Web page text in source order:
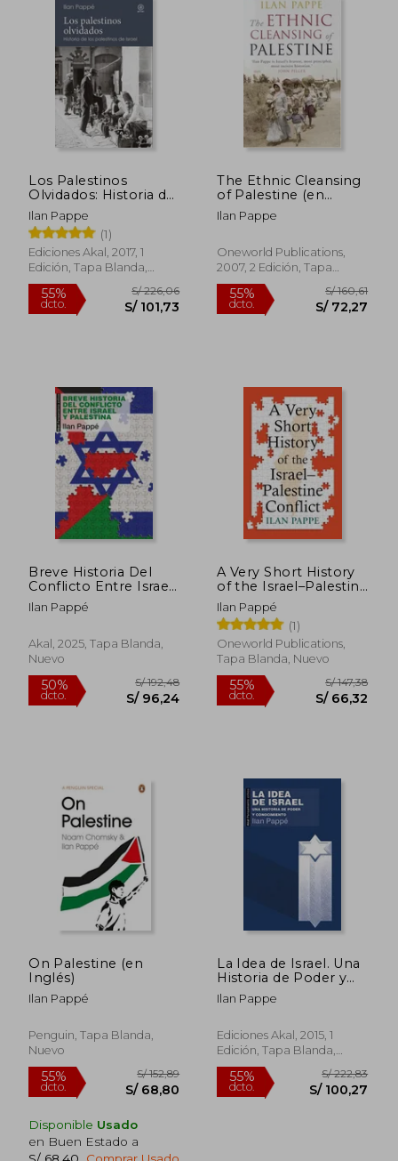
55%
S/ 85,42
55%
dcto.
Los Palestinos
Olvidados: Historia de
los Palestinos de
Israel
Ilan Pappe
(1)
Ediciones Akal, 2017, 1
Edición, Tapa Blanda,
Nuevo
S/ 101,73
The Ethnic Cleansing
of Palestine (en
Inglés)
Ilan Pappe
Oneworld Publications,
2007, 2 Edición, Tapa
Blanda, Nuevo
S/
Breve Historia Del
Conflicto Entre Israel
Y Palestina
Ilan Pappé
Akal, 2025, Tapa Blanda,
Nuevo
50%
dcto.
A Very Short History
of the Israel–Palestine
Conflict (en Inglés)
Ilan Pappé
(1)
Oneworld Publications,
Tapa Blanda, Nuevo
55%
dcto.
On Palestine (en
Inglés)
Ilan Pappé
Penguin, Tapa Blanda,
Nuevo
Disponible Usado
en Buen Estado a
S/ 68,40
Comprar Usado
La Idea de Israel. Una
Historia de Poder y
Conocimiento
Ilan Pappe
Ediciones Akal, 2015, 1
Edición, Tapa Blanda,
Nuevo